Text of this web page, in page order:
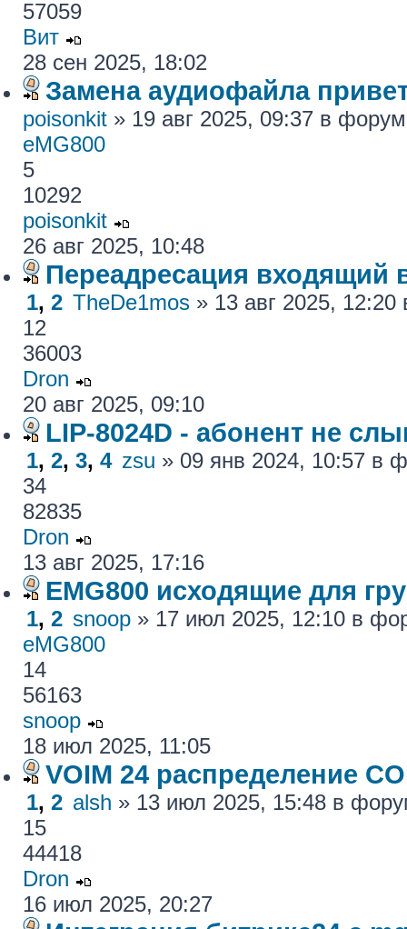
57059
Вит
28 сен 2025, 18:02
Замена аудиофайла
poisonkit » 19 авг 2025, 09:37 в
eMG800
5
10292
poisonkit
26 авг 2025, 10:48
Переадресация входящий
1, 2 TheDe1mos » 13 авг 2025,
12
36003
Dron
20 авг 2025, 09:10
LIP-8024D - абонент не
1, 2, 3, 4 zsu » 09 янв 2024, 10:57 в
34
82835
Dron
13 авг 2025, 17:16
EMG800 исходящие для
1, 2 snoop » 17 июл 2025, 12:10 в
eMG800
14
56163
snoop
18 июл 2025, 11:05
VOIM 24 распределение CO
1, 2 alsh » 13 июл 2025, 15:48 в
15
44418
Dron
16 июл 2025, 20:27